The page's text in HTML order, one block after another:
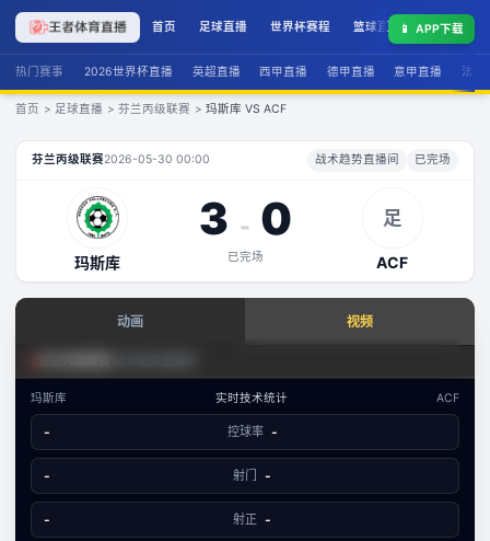
首页 足球直播 世界杯赛程 篮球直播 联赛积分
📱 APP下载
热门赛事 2026世界杯直播 英超直播 西甲直播 德甲直播 意甲直播 法甲
首页 > 足球直播 > 芬兰丙级联赛 > 玛斯库 VS ACF
玛斯库VSACF 直播
芬兰丙级联赛2026-05-30 00:00 战术趋势直播间 已完场
玛斯库
3 - 0
已完场
足
ACF
动画 视频
芬兰丙级联赛
已结束
玛斯库
3
数据视图
-
A
ACF
0
玛斯库 实时技术统计 ACF
- 控球率 -
- 射门 -
- 射正 -